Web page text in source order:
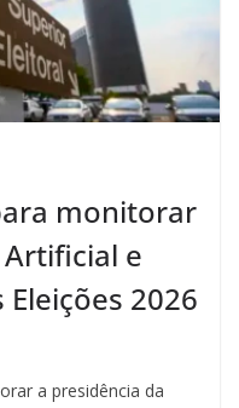
monitorar
e
2026
a presidência da